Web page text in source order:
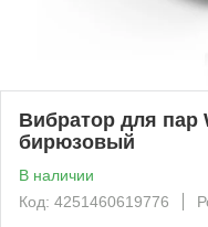
Вибратор для пар
бирюзовый
В наличии
Код: 4251460619776